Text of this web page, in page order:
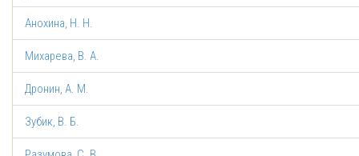
Анохина, Н. Н.
Михарева, В. А.
Дронин, А. М.
Зубик, В. Б.